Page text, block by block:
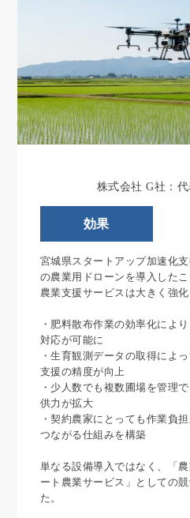
株式会社 G社：
効果
宮城県スタートアップ加速化
の農業用ドローンを導入した
農業支援サービスは大きく強化
・肥料散布作業の効率化によ
対応が可能に
・生育観測データの取得によ
支援の精度が向上
・少人数でも複数圃場を管理
供力が拡大
・契約農家にとっても作業負
つながる仕組みを構築
単なる設備導入ではなく、「
ート農業サービス」としての
た。